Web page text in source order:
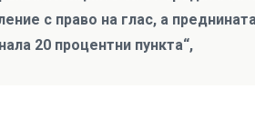
с право на глас, а
20 процентни пункта“,